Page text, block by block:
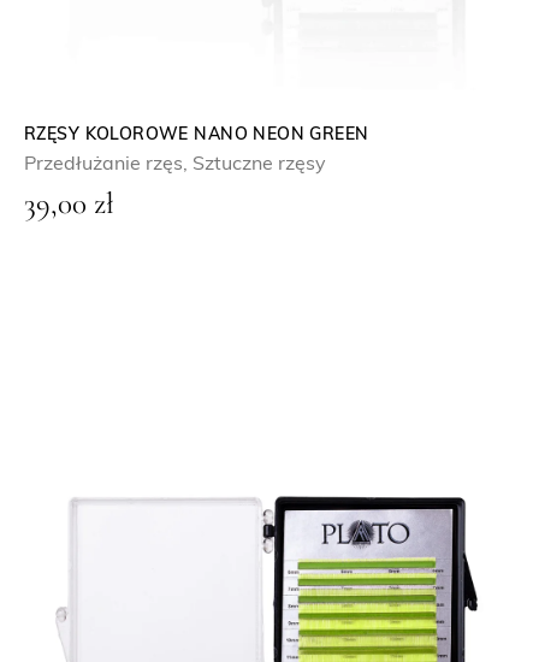
RZĘSY KOLOROWE NANO NEON GREEN
Przedłużanie rzęs, Sztuczne rzęsy
39,00 zł